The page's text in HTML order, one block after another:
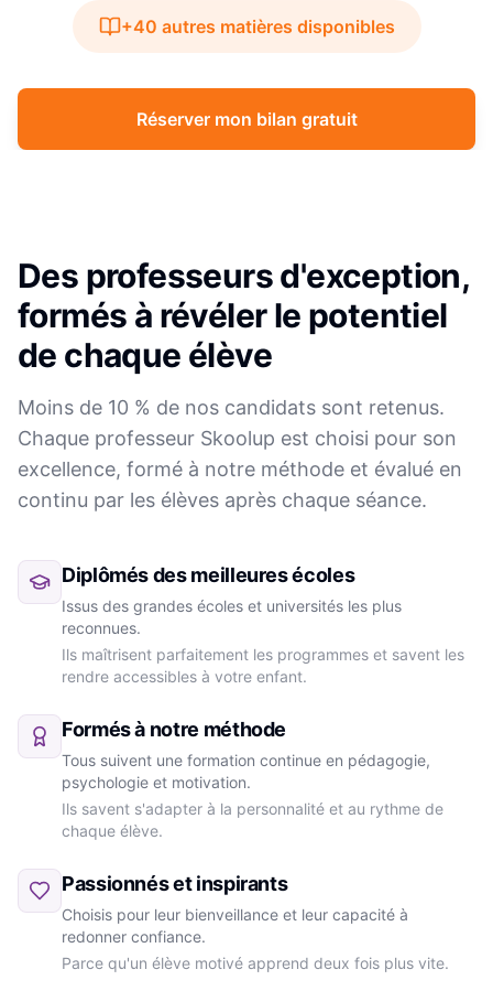
+40 autres matières disponibles
Réserver mon bilan gratuit
Des professeurs d'exception,
formés à révéler le potentiel
de chaque élève
Moins de 10 % de nos candidats sont retenus.
Chaque professeur Skoolup est choisi pour son
excellence, formé à notre méthode et évalué en
continu par les élèves après chaque séance.
Diplômés des meilleures écoles
Issus des grandes écoles et universités les plus
reconnues.
Ils maîtrisent parfaitement les programmes et savent les
rendre accessibles à votre enfant.
Formés à notre méthode
Tous suivent une formation continue en pédagogie,
psychologie et motivation.
Ils savent s'adapter à la personnalité et au rythme de
chaque élève.
Passionnés et inspirants
Choisis pour leur bienveillance et leur capacité à
redonner confiance.
Parce qu'un élève motivé apprend deux fois plus vite.